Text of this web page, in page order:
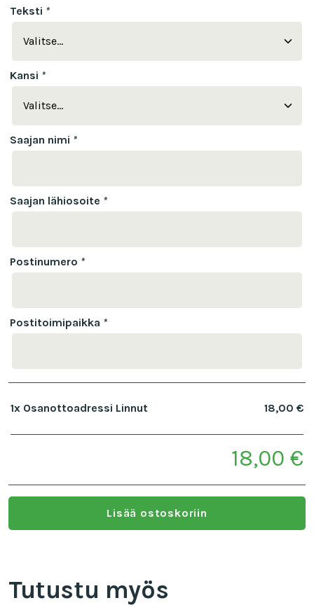
Teksti *
Kansi *
Saajan nimi *
Saajan lähiosoite *
Postinumero *
Postitoimipaikka *
1x Osanottoadressi Linnut 18,00 €
18,00 €
Lisää ostoskoriin
Tutustu myös